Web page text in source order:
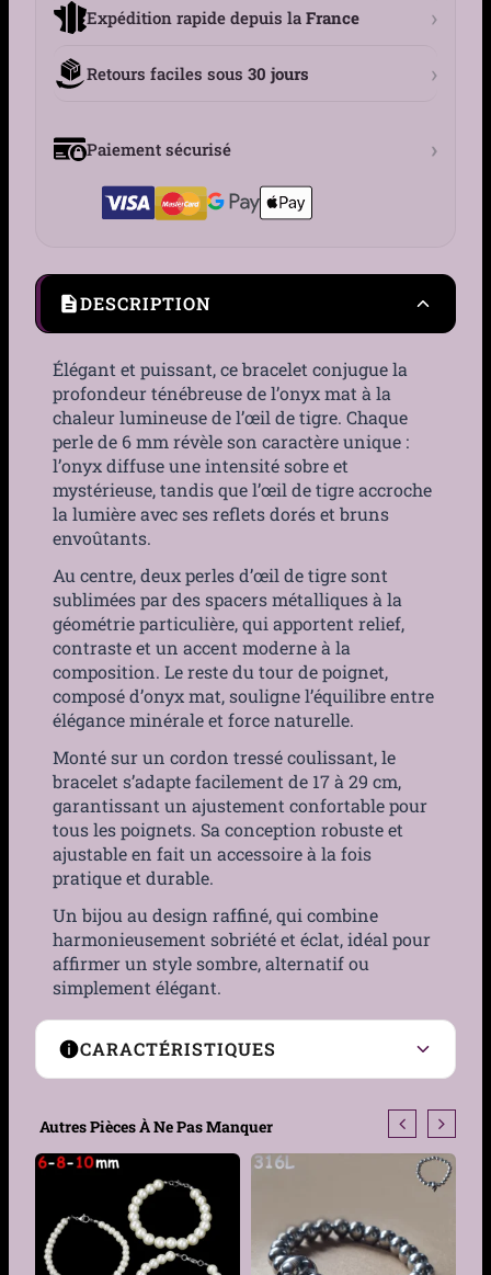
Expédition rapide depuis la France ›
Retours faciles sous 30 jours ›
Paiement sécurisé ›
DESCRIPTION
Élégant et puissant, ce bracelet conjugue la
profondeur ténébreuse de l’onyx mat à la
chaleur lumineuse de l’œil de tigre. Chaque
perle de 6 mm révèle son caractère unique :
l’onyx diffuse une intensité sobre et
mystérieuse, tandis que l’œil de tigre accroche
la lumière avec ses reflets dorés et bruns
envoûtants.
Au centre, deux perles d’œil de tigre sont
sublimées par des spacers métalliques à la
géométrie particulière, qui apportent relief,
contraste et un accent moderne à la
composition. Le reste du tour de poignet,
composé d’onyx mat, souligne l’équilibre entre
élégance minérale et force naturelle.
Monté sur un cordon tressé coulissant, le
bracelet s’adapte facilement de 17 à 29 cm,
garantissant un ajustement confortable pour
tous les poignets. Sa conception robuste et
ajustable en fait un accessoire à la fois
pratique et durable.
Un bijou au design raffiné, qui combine
harmonieusement sobriété et éclat, idéal pour
affirmer un style sombre, alternatif ou
simplement élégant.
CARACTÉRISTIQUES
Genre
Pierres
Œil de tigre (6 mm), Onyx
Spacers
Métalliques (acier
inoxydable / hématite
Autres Pièces À Ne Pas Manquer